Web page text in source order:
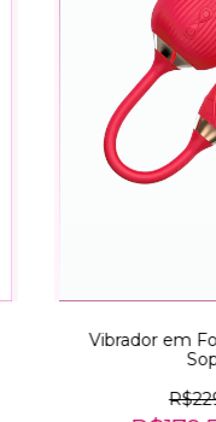
Vibrador em